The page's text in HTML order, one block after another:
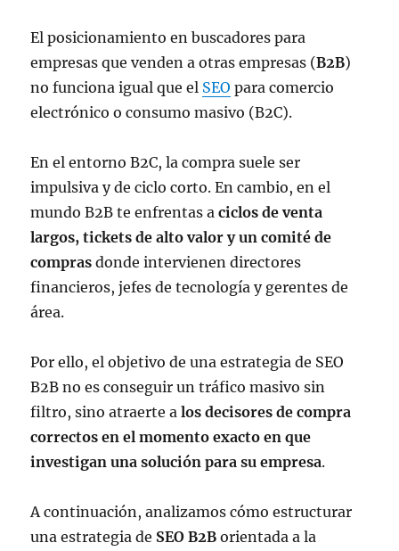
El posicionamiento en buscadores para
empresas que venden a otras empresas (B2B)
no funciona igual que el SEO para comercio
electrónico o consumo masivo (B2C).
En el entorno B2C, la compra suele ser
impulsiva y de ciclo corto. En cambio, en el
mundo B2B te enfrentas aciclos de venta
largos, tickets de alto valor y un comité de
compras donde intervienen directores
financieros, jefes de tecnología y gerentes de
área.
Por ello, el objetivo de una estrategia de SEO
B2B no es conseguir un tráfico masivo sin
filtro, sino atraerte alos decisores de compra
correctos en el momento exacto en que
investigan una solución para su empresa.
A continuación, analizamos cómo estructurar
una estrategia de SEO B2B orientada a la